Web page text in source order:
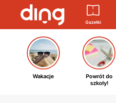
Gazetki
Wakacje
Powrót do
szkoły!